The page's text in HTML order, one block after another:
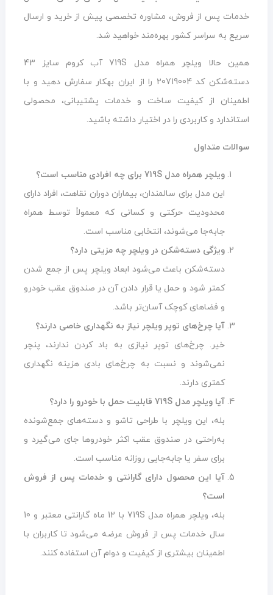
خدمات پس از فروش، مشاوره تخصصی پیش از خرید و ارسال
سریع به سراسر کشور بهره‌مند خواهید شد.
همین حالا ویلچر همراه مدل 719S آب کروم سایز 43
دسته‌شکن کد 20719004 را از ایران بهکار سفارش دهید و با
اطمینان از کیفیت ساخت و خدمات پشتیبانی، محصولی
استاندارد و کاربردی را در اختیار داشته باشید.
سوالات متداول
ویلچر همراه مدل 719S برای چه افرادی مناسب است؟
این مدل برای سالمندان، بیماران دوران نقاهت، افراد دارای
محدودیت حرکتی و کسانی که معمولاً توسط همراه
جابه‌جا می‌شوند، انتخابی مناسب است.
ویژگی دسته‌شکن در ویلچر چه مزیتی دارد؟
دسته‌شکن باعث می‌شود ابعاد ویلچر پس از جمع شدن
کمتر شود و حمل یا قرار دادن آن در صندوق عقب خودرو
و فضاهای کوچک آسان‌تر باشد.
آیا چرخ‌های توپر ویلچر نیاز به نگهداری خاصی دارند؟
خیر. چرخ‌های توپر نیازی به باد کردن ندارند، پنچر
نمی‌شوند و نسبت به چرخ‌های بادی هزینه نگهداری
کمتری دارند.
آیا ویلچر مدل 719S قابلیت حمل با خودرو را دارد؟
بله، این ویلچر با طراحی تاشو و دسته‌های جمع‌شونده
به‌راحتی در صندوق عقب اکثر خودروها جای می‌گیرد و
برای سفر یا جابه‌جایی روزانه مناسب است.
آیا این محصول دارای گارانتی و خدمات پس از فروش
است؟
بله، ویلچر همراه مدل 719S با 12 ماه گارانتی معتبر و 10
سال خدمات پس از فروش عرضه می‌شود تا کاربران با
اطمینان بیشتری از کیفیت و دوام آن استفاده کنند.